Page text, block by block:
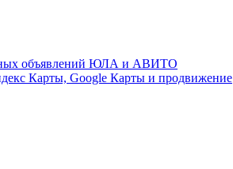
объявлений ЮЛА и АВИТО
Карты, Google Карты и продвижение